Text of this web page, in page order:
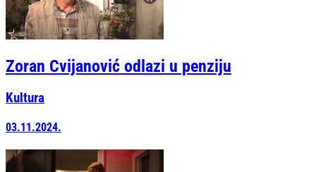
Zoran Cvijanović odlazi u penziju
Kultura
03.11.2024.